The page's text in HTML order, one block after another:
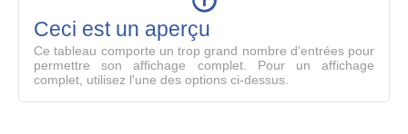
Ceci est un aperçu
Ce tableau comporte un trop grand nombre d'entrées pour
permettre son affichage complet. Pour un affichage
complet, utilisez l'une des options ci-dessus.